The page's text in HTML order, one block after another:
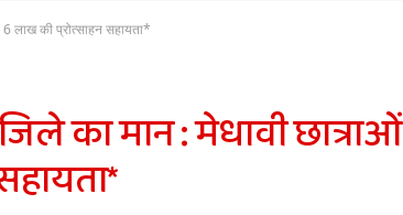
6 लाख की प्रोत्साहन सहायता*
का मान : मेधावी छात्राओं